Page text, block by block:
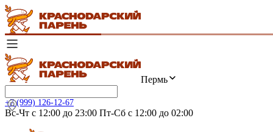
Пермь
+7 (999) 126-12-67
Вс-Чт с 12:00 до 23:00 Пт-Сб с 12:00 до 02:00